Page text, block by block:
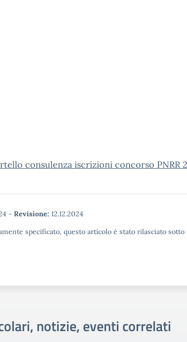
consulenza iscrizioni concorso PNRR 2
- Revisione: 12.12.2024
specificato, questo articolo è stato rilasciato
notizie, eventi correlati